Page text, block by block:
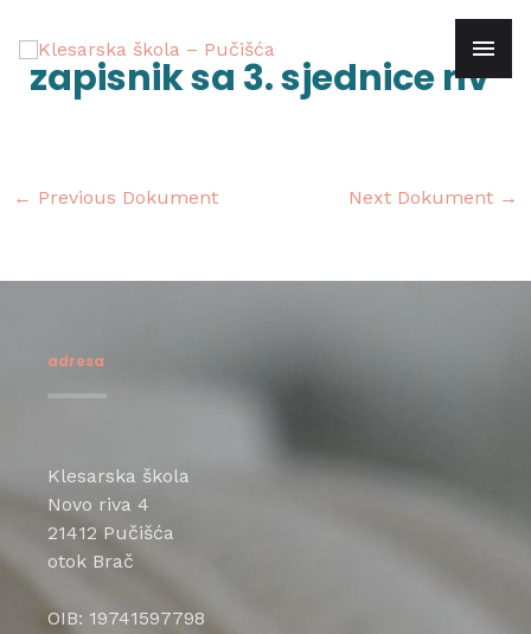
content
zapisnik sa 3. sjednice nv
Post
navigation
← Previous Dokument Next Dokument →
adresa
Klesarska škola
Novo riva 4
21412 Pučišća
otok Brač
OIB: 19741597798